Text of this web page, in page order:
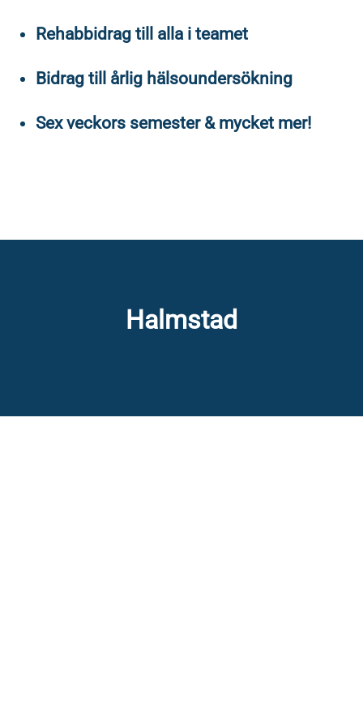
Rehabbidrag till alla i teamet
Bidrag till årlig hälsoundersökning
Sex veckors semester & mycket mer!
Halmstad